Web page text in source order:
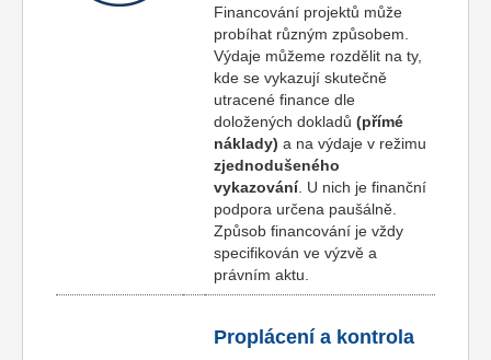
Financování projektů může
probíhat různým způsobem.
Výdaje můžeme rozdělit na ty,
kde se vykazují skutečně
utracené finance dle
doložených dokladů (přímé
náklady) a na výdaje v režimu
zjednodušeného
vykazování. U nich je finanční
podpora určena paušálně.
Způsob financování je vždy
specifikován ve výzvě a
právním aktu.
Proplácení a kontrola